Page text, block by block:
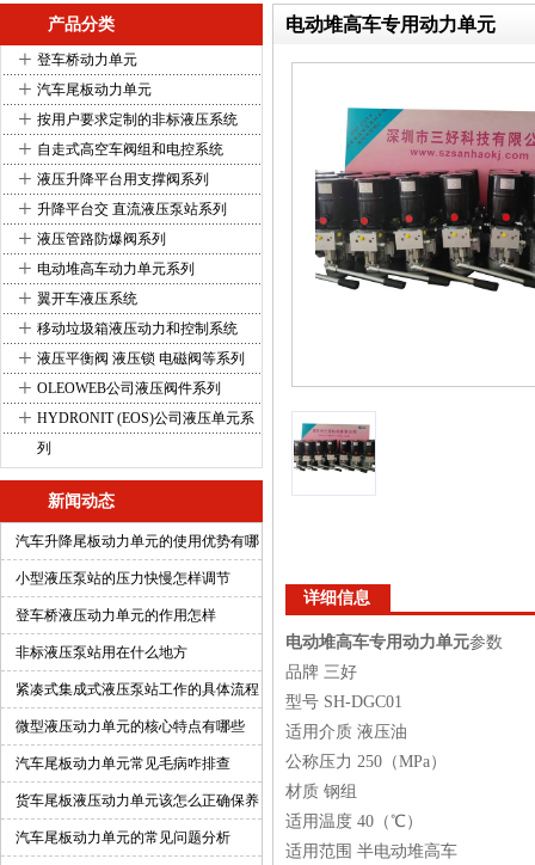
产品分类
+ 登车桥动力单元
+ 汽车尾板动力单元
+ 按用户要求定制的非标液压系统
+ 自走式高空车阀组和电控系统
+ 液压升降平台用支撑阀系列
+ 升降平台交 直流液压泵站系列
+ 液压管路防爆阀系列
+ 电动堆高车动力单元系列
+ 翼开车液压系统
+ 移动垃圾箱液压动力和控制系统
+ 液压平衡阀 液压锁 电磁阀等系列
+ OLEOWEB公司液压阀件系列
+ HYDRONIT (EOS)公司液压单元系
列
新闻动态
汽车升降尾板动力单元的使用优势有哪
小型液压泵站的压力快慢怎样调节
登车桥液压动力单元的作用怎样
非标液压泵站用在什么地方
紧凑式集成式液压泵站工作的具体流程
微型液压动力单元的核心特点有哪些
汽车尾板动力单元常见毛病咋排查
货车尾板液压动力单元该怎么正确保养
汽车尾板动力单元的常见问题分析
电动堆高车专用动力单元
详细信息
电动堆高车专用动力单元参数
品牌 三好
型号 SH-DGC01
适用介质 液压油
公称压力 250（MPa）
材质 钢组
适用温度 40（℃）
适用范围 半电动堆高车